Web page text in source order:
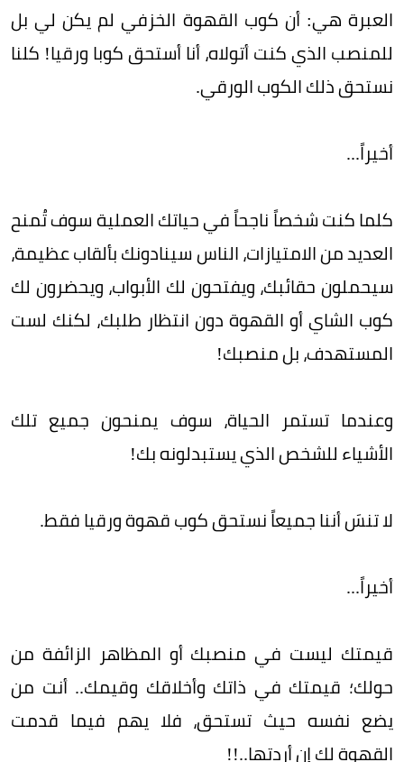
العبرة هي: أن كوب القهوة الخزفي لم يكن لي بل
للمنصب الذي كنت أتولاه، أنا أستحق كوبا ورقيا! كلنا
نستحق ذلك الكوب الورقي.
أخيراً...
كلما كنت شخصاً ناجحاً في حياتك العملية سوف تُمنح
العديد من الامتيازات، الناس سينادونك بألقاب عظيمة،
سيحملون حقائبك، ويفتحون لك الأبواب، ويحضرون لك
كوب الشاي أو القهوة دون انتظار طلبك، لكنك لست
المستهدف، بل منصبك!
وعندما تستمر الحياة، سوف يمنحون جميع تلك
الأشياء للشخص الذي يستبدلونه بك!
لا تنسَ أننا جميعاً نستحق كوب قهوة ورقيا فقط.
أخيراً...
قيمتك ليست في منصبك أو المظاهر الزائفة من
حولك؛ قيمتك في ذاتك وأخلاقك وقيمك.. أنت من
يضع نفسه حيث تستحق، فلا يهم فيما قدمت
القهوة لك إن أردتها..!!